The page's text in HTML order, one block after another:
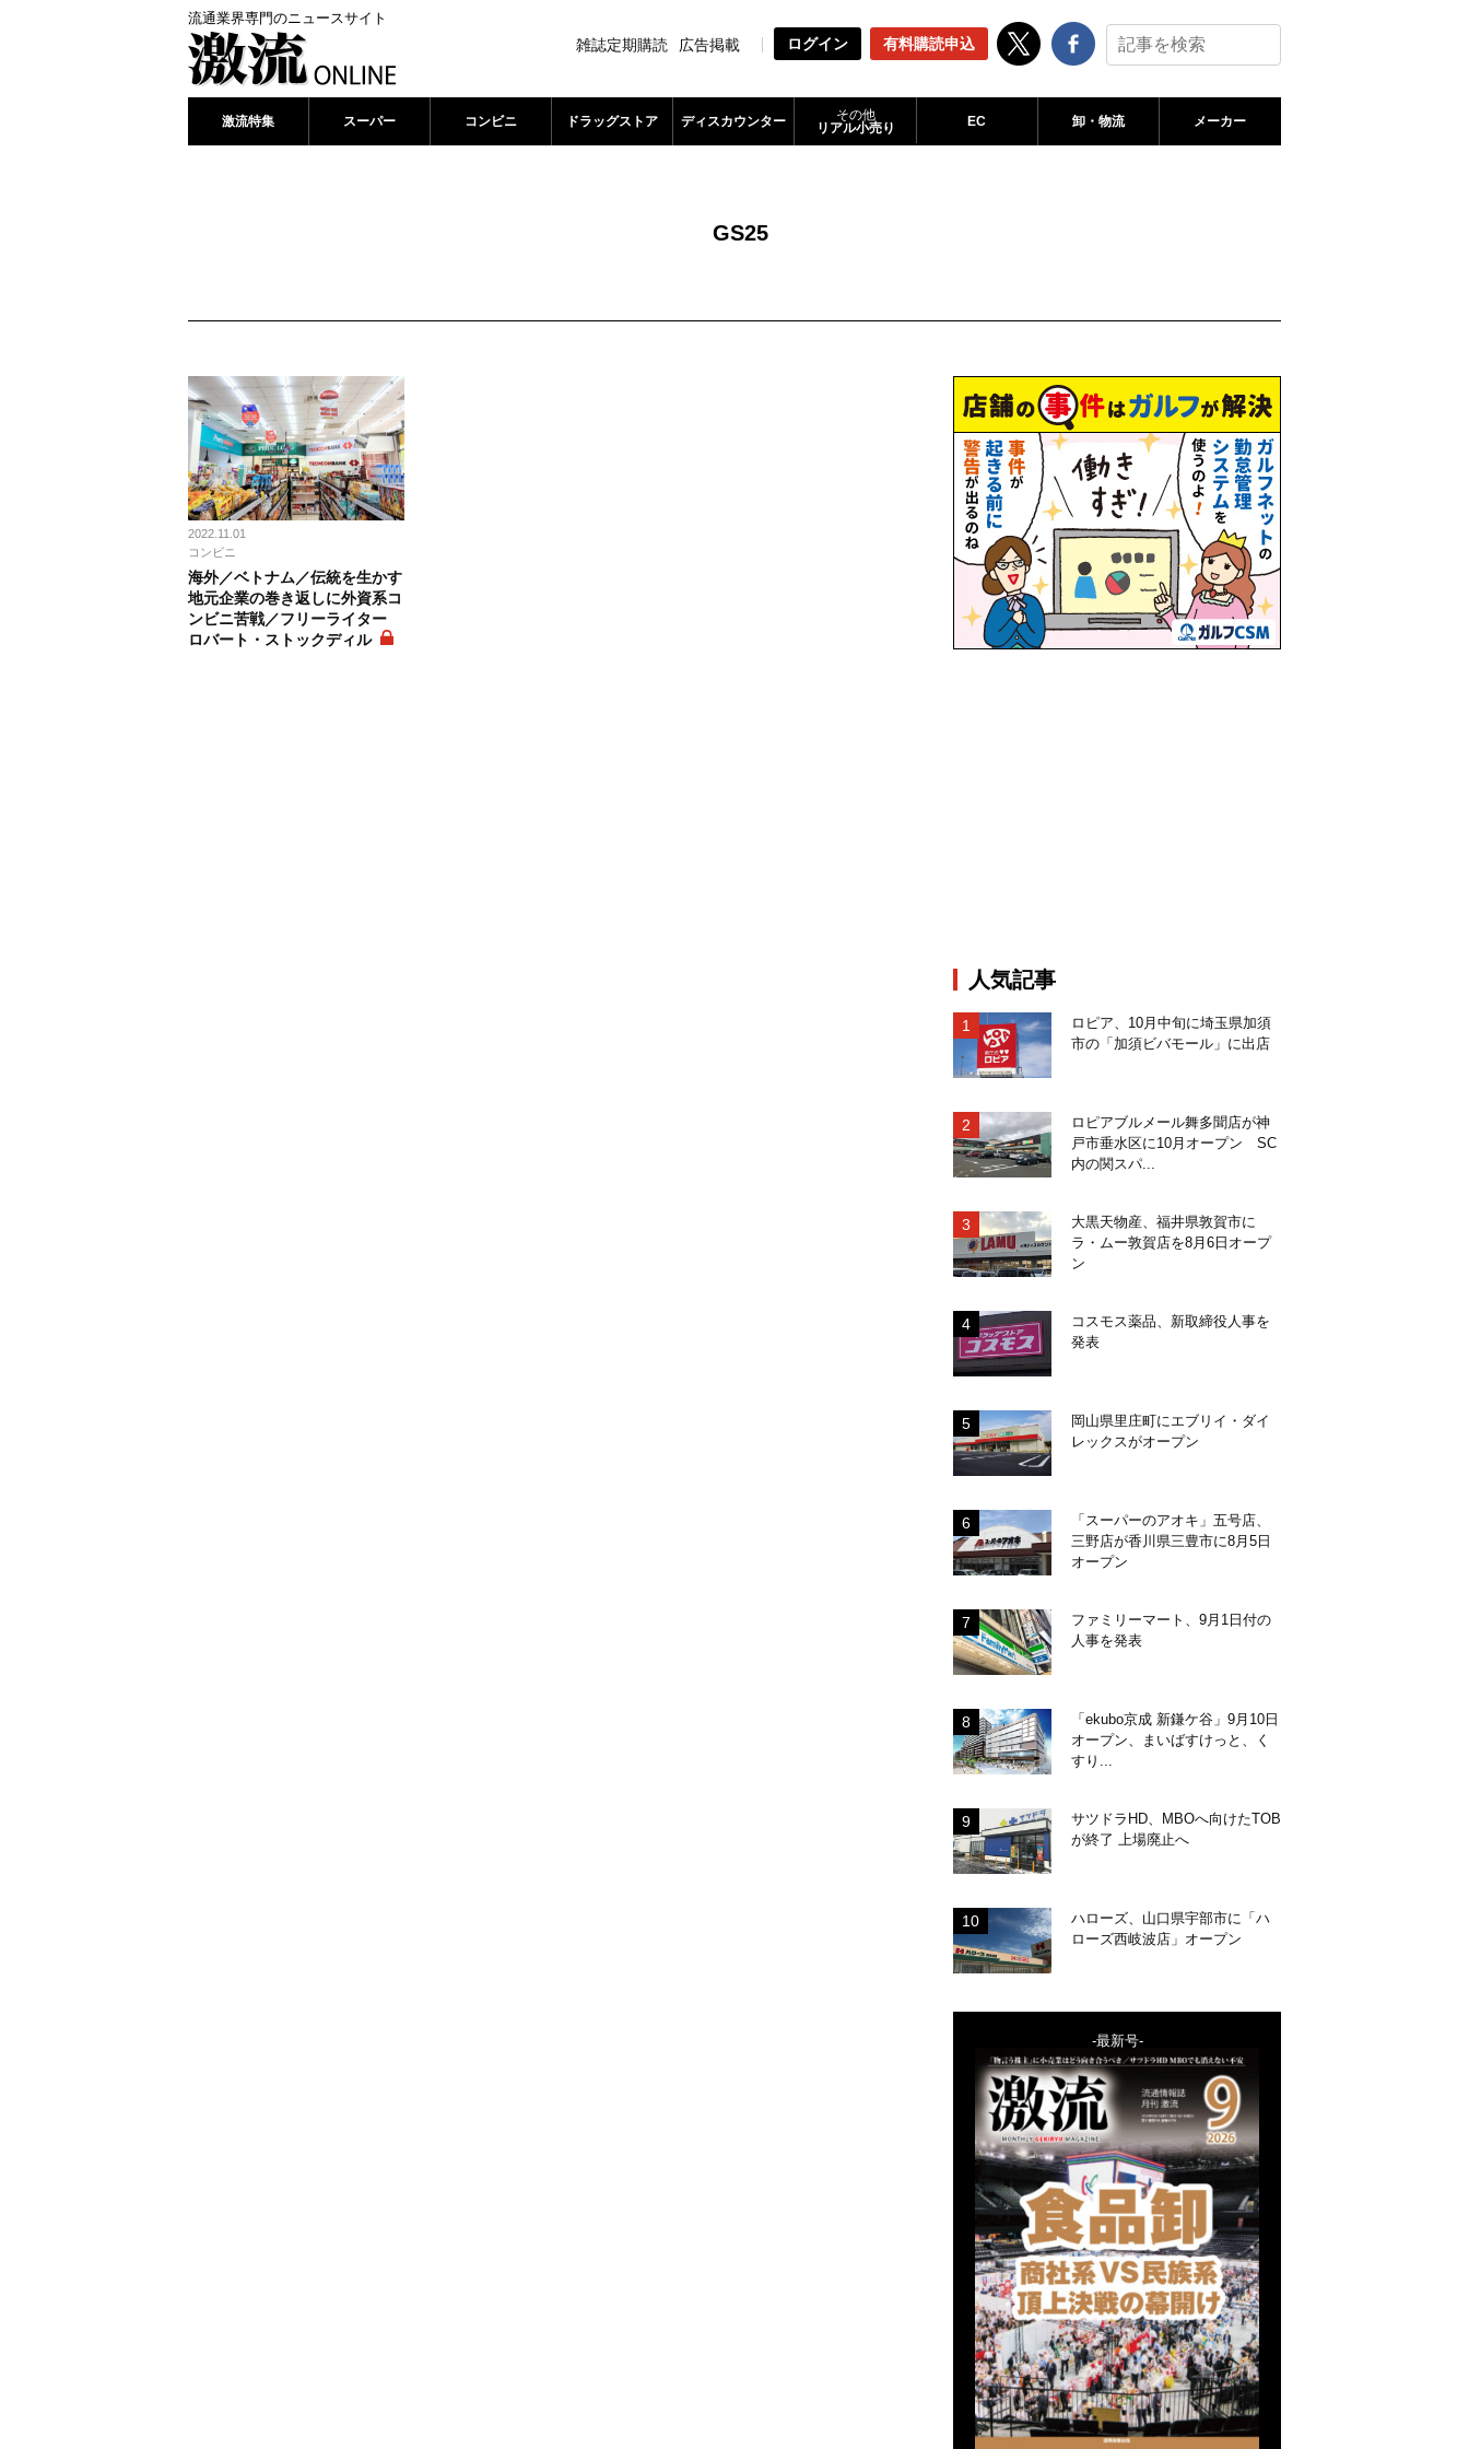
流通業界専門のニュースサイト
雑誌定期購読 広告掲載 ログイン 有料購読申込
激流特集 スーパー コンビニ ドラッグストア ディスカウンター
その他
リアル小売り
EC 卸・物流 メーカー
GS25
2022.11.01
コンビニ
海外／ベトナム／伝統を生かす
地元企業の巻き返しに外資系コ
ンビニ苦戦／フリーライター
ロバート・ストックディル
人気記事
ロピア、10月中旬に埼玉県加須
市の「加須ビバモール」に出店
ロピアブルメール舞多聞店が神
戸市垂水区に10月オープン SC
内の関スパ...
大黒天物産、福井県敦賀市に
ラ・ムー敦賀店を8月6日オープ
ン
コスモス薬品、新取締役人事を
発表
岡山県里庄町にエブリイ・ダイ
レックスがオープン
「スーパーのアオキ」五号店、
三野店が香川県三豊市に8月5日
オープン
ファミリーマート、9月1日付の
人事を発表
「ekubo京成 新鎌ケ谷」9月10日
オープン、まいばすけっと、く
すり...
サツドラHD、MBOへ向けたTOB
が終了 上場廃止へ
ハローズ、山口県宇部市に「ハ
ローズ西岐波店」オープン
-最新号-